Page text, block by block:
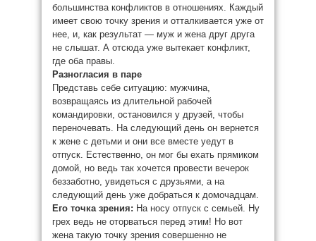
большинства конфликтов в отношениях. Каждый
имеет свою точку зрения и отталкивается уже от
нее, и, как результат — муж и жена друг друга
не слышат. А отсюда уже вытекает конфликт,
где оба правы.
Разногласия в паре
Представь себе ситуацию: мужчина,
возвращаясь из длительной рабочей
командировки, остановился у друзей, чтобы
переночевать. На следующий день он вернется
к жене с детьми и они все вместе уедут в
отпуск. Естественно, он мог бы ехать прямиком
домой, но ведь так хочется провести вечерок
беззаботно, увидеться с друзьями, а на
следующий день уже добраться к домочадцам.
Его точка зрения: На носу отпуск с семьей. Ну
грех ведь не оторваться перед этим! Но вот
жена такую точку зрения совершенно не